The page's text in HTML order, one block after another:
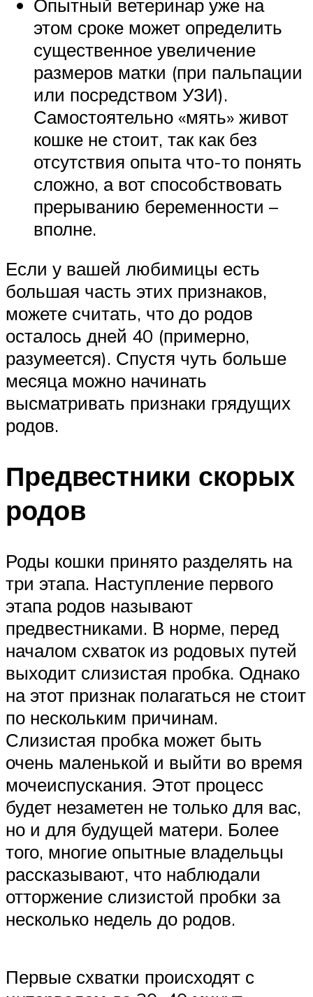
Опытный ветеринар уже на
этом сроке может определить
существенное увеличение
размеров матки (при пальпации
или посредством УЗИ).
Самостоятельно «мять» живот
кошке не стоит, так как без
отсутствия опыта что-то понять
сложно, а вот способствовать
прерыванию беременности –
вполне.
Если у вашей любимицы есть
большая часть этих признаков,
можете считать, что до родов
осталось дней 40 (примерно,
разумеется). Спустя чуть больше
месяца можно начинать
высматривать признаки грядущих
родов.
Предвестники скорых
родов
Роды кошки принято разделять на
три этапа. Наступление первого
этапа родов называют
предвестниками. В норме, перед
началом схваток из родовых путей
выходит слизистая пробка. Однако
на этот признак полагаться не стоит
по нескольким причинам.
Слизистая пробка может быть
очень маленькой и выйти во время
мочеиспускания. Этот процесс
будет незаметен не только для вас,
но и для будущей матери. Более
того, многие опытные владельцы
рассказывают, что наблюдали
отторжение слизистой пробки за
несколько недель до родов.
Первые схватки происходят с